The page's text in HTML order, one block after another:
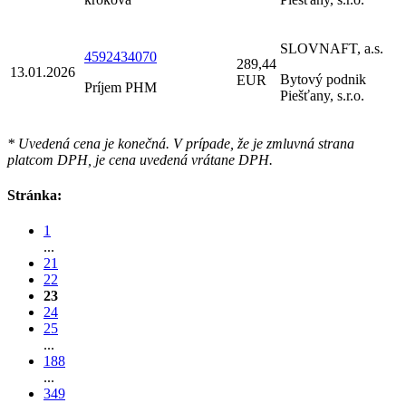
13.01.2026
4592434070
Príjem PHM
289,44
EUR
SLOVNAFT, a.s.
Bytový podnik
Piešťany, s.r.o.
* Uvedená cena je konečná. V prípade, že je zmluvná strana
platcom DPH, je cena uvedená vrátane DPH.
Stránka:
1
...
21
22
23
24
25
...
188
...
349